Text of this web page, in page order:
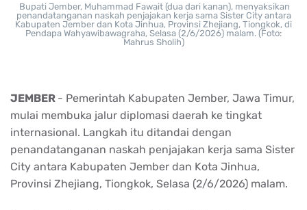
Bupati Jember, Muhammad Fawait (dua dari kanan), menyaksikan
penandatanganan naskah penjajakan kerja sama Sister City antara
Kabupaten Jember dan Kota Jinhua, Provinsi Zhejiang, Tiongkok, di
Pendapa Wahyawibawagraha, Selasa (2/6/2026) malam. (Foto:
Mahrus Sholih)
JEMBER - Pemerintah Kabupaten Jember, Jawa Timur,
mulai membuka jalur diplomasi daerah ke tingkat
internasional. Langkah itu ditandai dengan
penandatanganan naskah penjajakan kerja sama Sister
City antara Kabupaten Jember dan Kota Jinhua,
Provinsi Zhejiang, Tiongkok, Selasa (2/6/2026) malam.